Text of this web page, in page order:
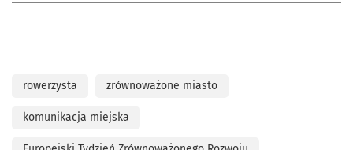
rowerzysta zrównoważone miasto
komunikacja miejska